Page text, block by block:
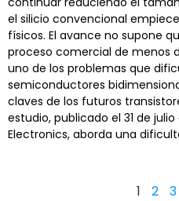
el silicio convencional
físicos. El avance no supone
proceso comercial de menos
uno de los problemas que
semiconductores
claves de los futuros
estudio, publicado el 31 de
Electronics, aborda una
1 2 3